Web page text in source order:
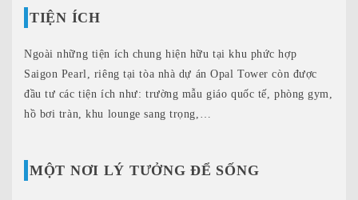
TIỆN ÍCH
Ngoài những tiện ích chung hiện hữu tại khu phức hợp
Saigon Pearl, riêng tại tòa nhà dự án Opal Tower còn được
đầu tư các tiện ích như: trường mẫu giáo quốc tế, phòng gym,
hồ bơi tràn, khu lounge sang trọng,…
MỘT NƠI LÝ TƯỞNG ĐỂ SỐNG